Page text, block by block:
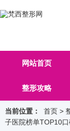
网站首页
整形攻略
当前位置： 首页 >
子医院榜单TOP10